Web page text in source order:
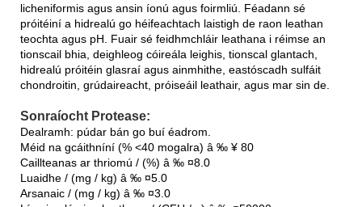
licheniformis agus ansin íonú agus foirmliú. Féadann sé
próitéiní a hidrealú go héifeachtach laistigh de raon leathan
teochta agus pH. Fuair ​​sé feidhmchláir leathana i réimse an
tionscail bhia, deighleog cóireála leighis, tionscal glantach,
hidrealú próitéin glasraí agus ainmhithe, eastóscadh sulfáit
chondroitin, grúdaireacht, próiseáil leathair, agus mar sin de.
Sonraíocht Protease:
Dealramh: púdar bán go buí éadrom.
Méid na gcáithníní (% <40 mogalra) â ‰ ¥ 80
Caillteanas ar thriomú / (%) â ‰ ¤8.0
Luaidhe / (mg / kg) â ‰ ¤5.0
Arsanaic / (mg / kg) â ‰ ¤3.0